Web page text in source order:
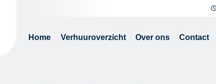
Home Verhuuroverzicht Over ons Contact